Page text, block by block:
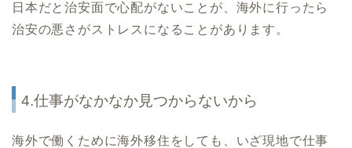
日本だと治安面で心配がないことが、海外に行ったら
治安の悪さがストレスになることがあります。
4.仕事がなかなか見つからないから
海外で働くために海外移住をしても、いざ現地で仕事